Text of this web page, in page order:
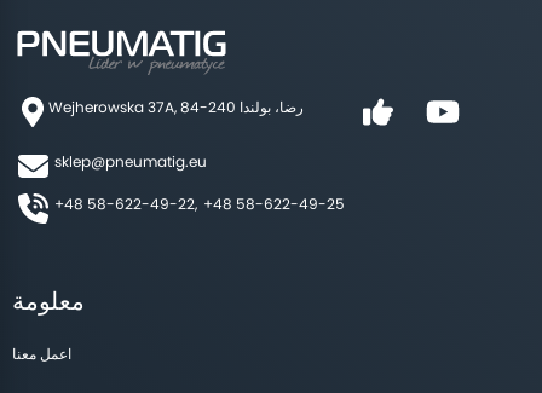
Wejherowska 37A, 84-240 رضا، بولندا
sklep@pneumatig.eu
+48 58-622-49-22, +48 58-622-49-25
معلومة
اعمل معنا